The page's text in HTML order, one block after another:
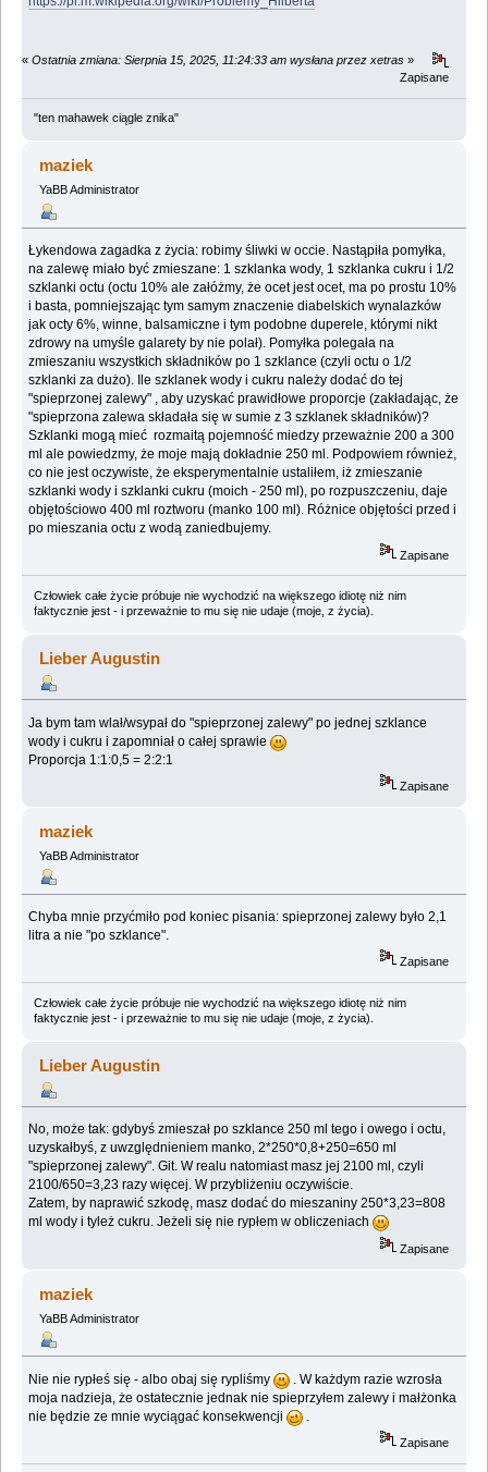
« Ostatnia zmiana: Sierpnia 15, 2025, 11:24:33 am wysłana przez xetras »
Zapisane
"ten mahawek ciągle znika"
maziek
YaBB Administrator
Łykendowa zagadka z życia: robimy śliwki w occie. Nastąpiła pomyłka,
na zalewę miało być zmieszane: 1 szklanka wody, 1 szklanka cukru i 1/2
szklanki octu (octu 10% ale załóżmy, że ocet jest ocet, ma po prostu 10%
i basta, pomniejszając tym samym znaczenie diabelskich wynalazków
jak octy 6%, winne, balsamiczne i tym podobne duperele, którymi nikt
zdrowy na umyśle galarety by nie polał). Pomyłka polegała na
zmieszaniu wszystkich składników po 1 szklance (czyli octu o 1/2
szklanki za dużo). Ile szklanek wody i cukru należy dodać do tej
"spieprzonej zalewy" , aby uzyskać prawidłowe proporcje (zakładając, że
"spieprzona zalewa składała się w sumie z 3 szklanek składników)?
Szklanki mogą mieć rozmaitą pojemność miedzy przeważnie 200 a 300
ml ale powiedzmy, że moje mają dokładnie 250 ml. Podpowiem również,
co nie jest oczywiste, że eksperymentalnie ustaliłem, iż zmieszanie
szklanki wody i szklanki cukru (moich - 250 ml), po rozpuszczeniu, daje
objętościowo 400 ml roztworu (manko 100 ml). Różnice objętości przed i
po mieszania octu z wodą zaniedbujemy.
Zapisane
Człowiek całe życie próbuje nie wychodzić na większego idiotę niż nim
faktycznie jest - i przeważnie to mu się nie udaje (moje, z życia).
Lieber Augustin
Ja bym tam wlał/wsypał do "spieprzonej zalewy" po jednej szklance
wody i cukru i zapomniał o całej sprawie
Proporcja 1:1:0,5 = 2:2:1
Zapisane
maziek
YaBB Administrator
Chyba mnie przyćmiło pod koniec pisania: spieprzonej zalewy było 2,1
litra a nie "po szklance".
Zapisane
Człowiek całe życie próbuje nie wychodzić na większego idiotę niż nim
faktycznie jest - i przeważnie to mu się nie udaje (moje, z życia).
Lieber Augustin
No, może tak: gdybyś zmieszał po szklance 250 ml tego i owego i octu,
uzyskałbyś, z uwzględnieniem manko, 2*250*0,8+250=650 ml
"spieprzonej zalewy". Git. W realu natomiast masz jej 2100 ml, czyli
2100/650=3,23 razy więcej. W przybliżeniu oczywiście.
Zatem, by naprawić szkodę, masz dodać do mieszaniny 250*3,23=808
ml wody i tyleż cukru. Jeżeli się nie rypłem w obliczeniach
Zapisane
maziek
YaBB Administrator
Nie nie rypłeś się - albo obaj się rypliśmy
. W każdym razie wzrosła
moja nadzieja, że ostatecznie jednak nie spieprzyłem zalewy i małżonka
nie będzie ze mnie wyciągać konsekwencji
Zapisane